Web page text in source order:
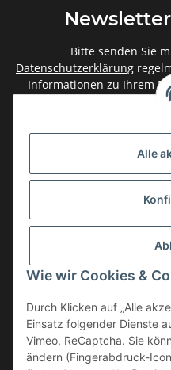
Alle
Wie wir Cookies &
Durch Klicken auf „Alle
Einsatz folgender Dienste
Vimeo, ReCaptcha. Sie
ändern (Fingerabdruck-
Bitte senden Sie
Datenschutzerklärung
Informationen zu Ihrem
Gesetzliche Informationen
Informationen
Service
Vertrag
* Alle Preise inkl. gesetzlicher USt.,